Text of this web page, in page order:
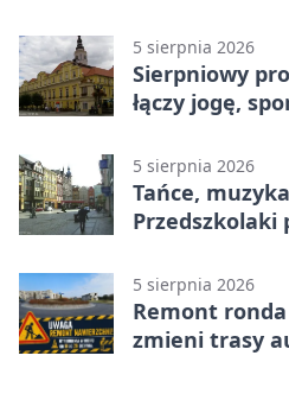
5 sierpnia 2026
Sierpniowy
łączy jogę,
5 sierpnia 2026
Tańce,
Przedszkolaki
5 sierpnia 2026
Remont
zmieni trasy